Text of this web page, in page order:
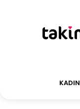
KADIN